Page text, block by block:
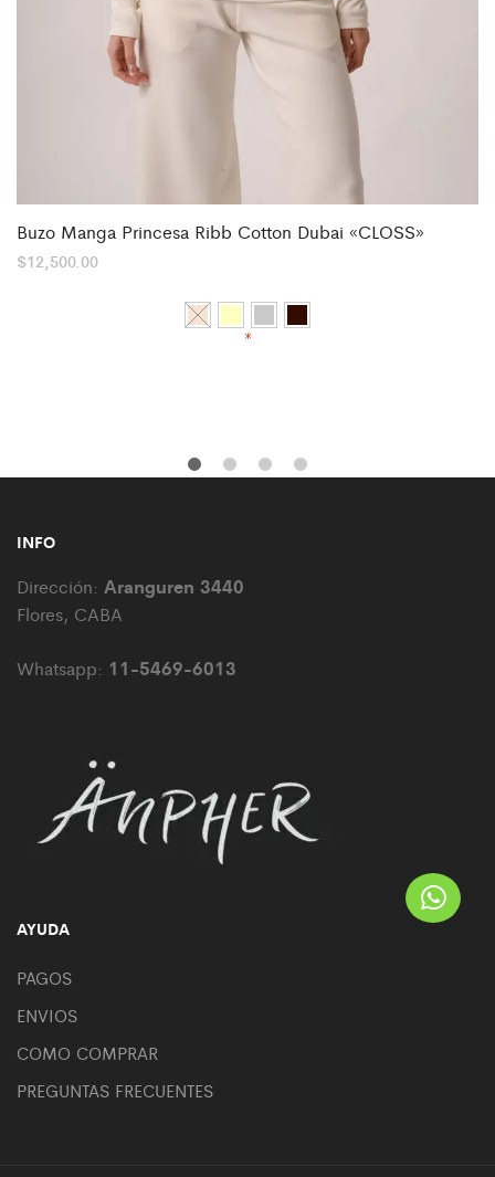
Buzo Manga Princesa Ribb Cotton Dubai «CLOSS»
$12,500.00
*
INFO
Dirección: Aranguren 3440
Flores, CABA
Whatsapp: 11-5469-6013
AYUDA
PAGOS
ENVIOS
COMO COMPRAR
PREGUNTAS FRECUENTES